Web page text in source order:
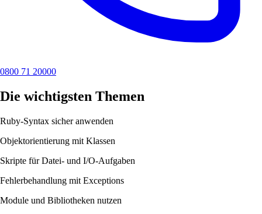
0800 71 20000
Die wichtigsten Themen
Ruby-Syntax sicher anwenden
Objektorientierung mit Klassen
Skripte für Datei- und I/O-Aufgaben
Fehlerbehandlung mit Exceptions
Module und Bibliotheken nutzen